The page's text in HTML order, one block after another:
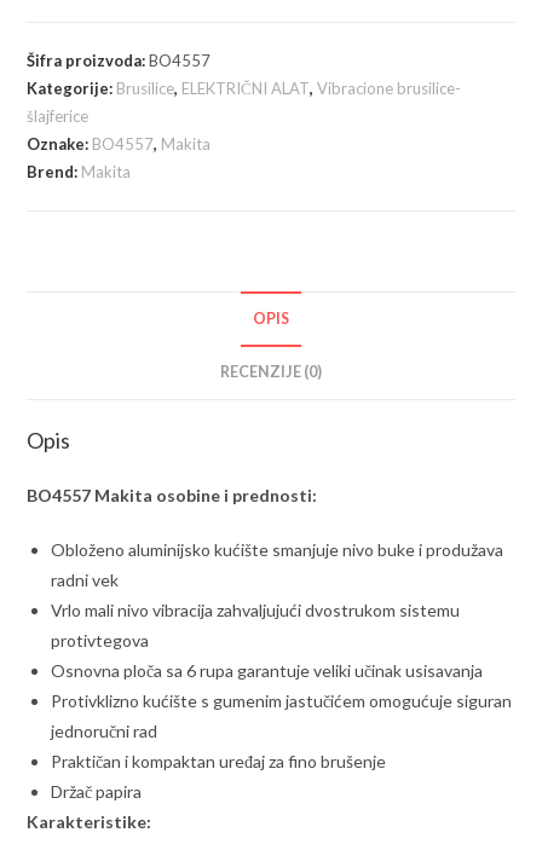
oscilujuća
brusilica,
180W
količina
Šifra proizvoda:BO4557
Kategorije: Brusilice, ELEKTRIČNI ALAT,Vibracione brusilice-
šlajferice
Oznake: BO4557, Makita
Brend: Makita
OPIS
RECENZIJE (0)
Opis
BO4557 Makita osobine i prednosti:
Obloženo aluminijsko kućište smanjuje nivo buke i produžava
radni vek
Vrlo mali nivo vibracija zahvaljujući dvostrukom sistemu
protivtegova
Osnovna ploča sa 6 rupa garantuje veliki učinak usisavanja
Protivklizno kućište s gumenim jastučićem omogućuje siguran
jednoručni rad
Praktičan i kompaktan uređaj za fino brušenje
Držač papira
Karakteristike: